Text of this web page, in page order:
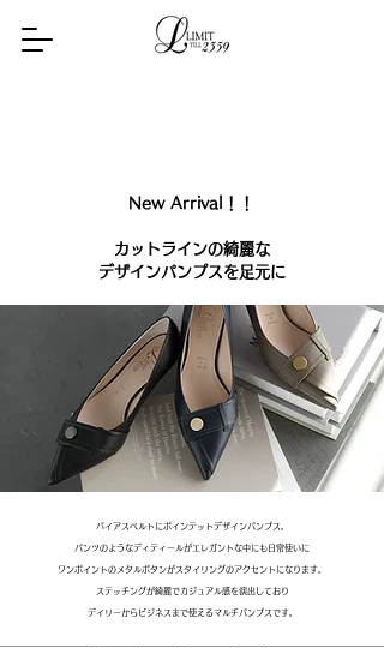
New Arrival！！
カットラインの綺麗な
デザインパンプスを足元に​
バイアスベルトにポインテットデザインパンプス。
パンツのようなディティールがエレガントな中にも日常使いに
ワンポイントのメタルボタンがスタイリングのアクセントになります。
ステッチングが綺麗でカジュアル感を演出しており
デイリーからビジネスまで使えるマルチパンプスです。